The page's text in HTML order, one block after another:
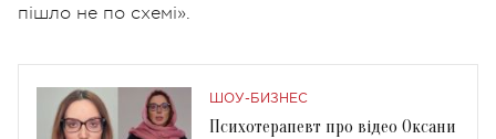
пішло не по схемі».
ШОУ-БИЗНЕС
Психотерапевт про відео Оксани